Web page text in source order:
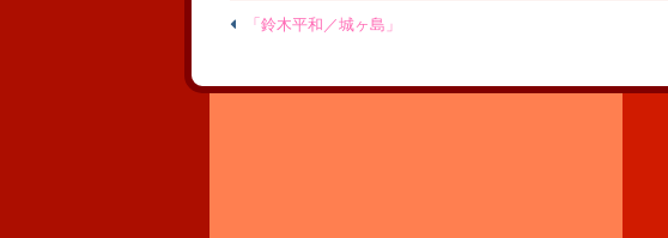
「鈴木平和／城ヶ島」